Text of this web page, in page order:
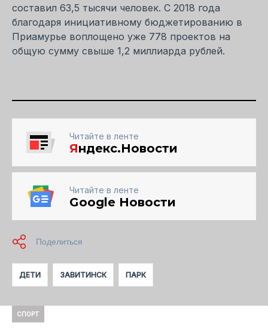
составил 63,5 тысячи человек. С 2018 года
благодаря инициативному бюджетированию в
Приамурье воплощено уже 778 проектов на
общую сумму свыше 1,2 миллиарда рублей.
Читайте в ленте
Яндекс.Новости
Читайте в ленте
Google Новости
ДЕТИ ЗАВИТИНСК ПАРК
СПОРТ